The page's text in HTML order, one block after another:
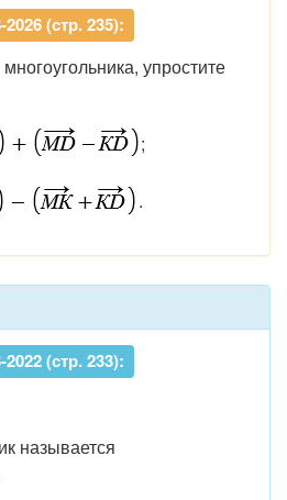
(стр. 235):
упростите
;
.
(стр. 233):
называется